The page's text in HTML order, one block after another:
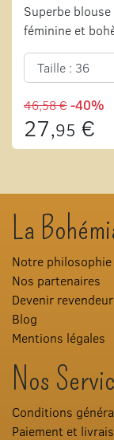
Superbe
féminine et
46,58 €-40%
27,95 €
La
Notre philosophie
Nos partenaires
Devenir revendeur
Blog
Mentions légales
Nos
Conditions
Paiement et